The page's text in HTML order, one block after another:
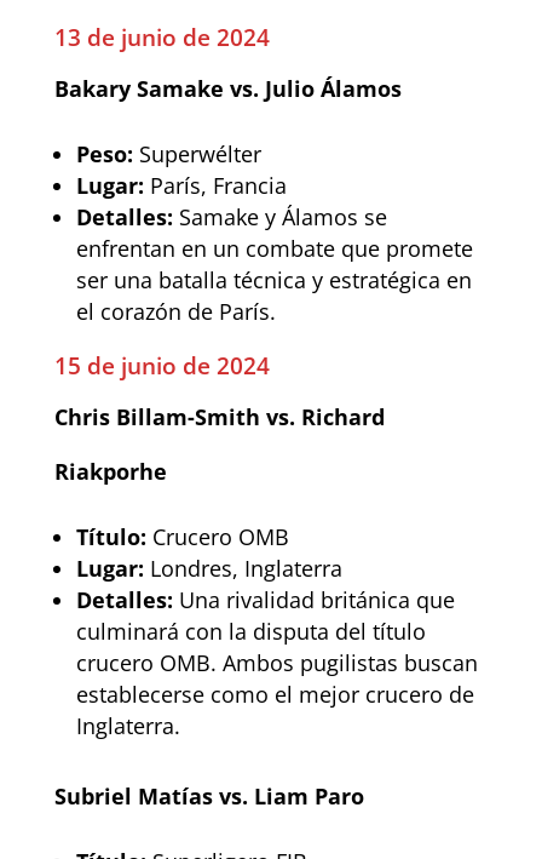
13 de junio de 2024
Bakary Samake vs. Julio Álamos
Peso: Superwélter
Lugar: París, Francia
Detalles: Samake y Álamos se
enfrentan en un combate que promete
ser una batalla técnica y estratégica en
el corazón de París.
15 de junio de 2024
Chris Billam-Smith vs. Richard
Riakporhe
Título: Crucero OMB
Lugar: Londres, Inglaterra
Detalles: Una rivalidad británica que
culminará con la disputa del título
crucero OMB. Ambos pugilistas buscan
establecerse como el mejor crucero de
Inglaterra.
Subriel Matías vs. Liam Paro